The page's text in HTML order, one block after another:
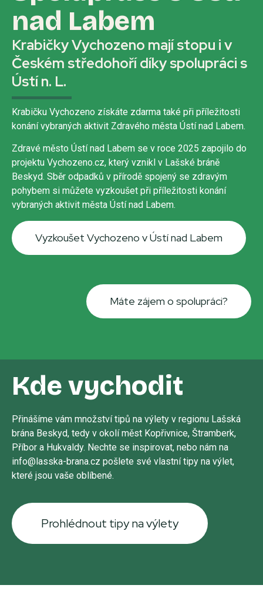
nad Labem
Krabičky Vychozeno mají stopu i v
Českém středohoří díky spolupráci s
Ústí n. L.
Krabičku Vychozeno získáte zdarma také při příležitosti
konání vybraných aktivit Zdravého města Ústí nad Labem.
Zdravé město Ústí nad Labem se v roce 2025 zapojilo do
projektu Vychozeno.cz, který vznikl v Lašské bráně
Beskyd. Sběr odpadků v přírodě spojený se zdravým
pohybem si můžete vyzkoušet při příležitosti konání
vybraných aktivit města Ústí nad Labem.
Vyzkoušet Vychozeno v Ústí nad Labem
Máte zájem o spolupráci?
Kde vychodit
Přinášíme vám množství tipů na výlety v regionu Lašská
brána Beskyd, tedy v okolí měst Kopřivnice, Štramberk,
Příbor a Hukvaldy. Nechte se inspirovat, nebo nám na
info@lasska-brana.cz pošlete své vlastní tipy na výlet,
které jsou vaše oblíbené.
Prohlédnout tipy na výlety